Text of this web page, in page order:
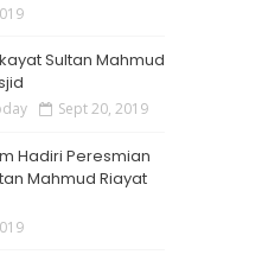
Sultan Mahmud
Sept 20, 2019
Hadiri Peresmian
Mahmud Riayat